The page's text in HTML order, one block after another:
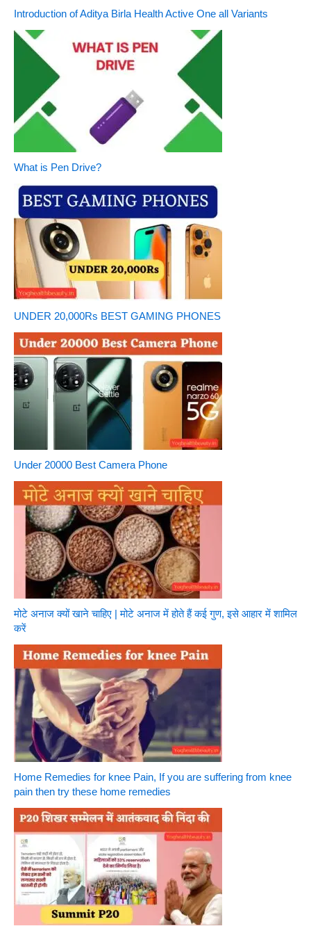
Introduction of Aditya Birla Health Active One all Variants
What is Pen Drive?
UNDER 20,000Rs BEST GAMING PHONES
Under 20000 Best Camera Phone
मोटे अनाज क्यों खाने चाहिए | मोटे अनाज में होते हैं कई गुण, इसे आहार में शामिल
करें
Home Remedies for knee Pain, If you are suffering from knee
pain then try these home remedies